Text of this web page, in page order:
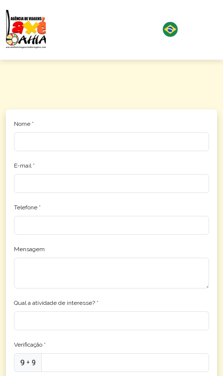
Nome *
E-mail *
Telefone *
Mensagem
Qual a atividade de interesse? *
Verificação *
+